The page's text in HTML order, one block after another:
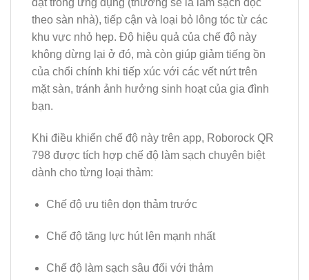
đặt trong ứng dụng (thường sẽ là làm sạch dọc
theo sàn nhà), tiếp cận và loại bỏ lông tóc từ các
khu vực nhỏ hẹp. Độ hiệu quả của chế độ này
không dừng lại ở đó, mà còn giúp giảm tiếng ồn
của chổi chính khi tiếp xúc với các vết nứt trên
mặt sàn, tránh ảnh hưởng sinh hoạt của gia đình
bạn.
Khi điều khiển chế độ này trên app, Roborock QR
798 được tích hợp chế độ làm sạch chuyên biệt
dành cho từng loại thảm:
Chế độ ưu tiên dọn thảm trước
Chế độ tăng lực hút lên mạnh nhất
Chế độ làm sạch sâu đối với thảm